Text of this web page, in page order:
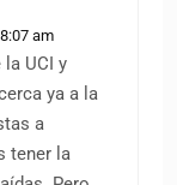
am
UCI y
ya a la
a
tener la